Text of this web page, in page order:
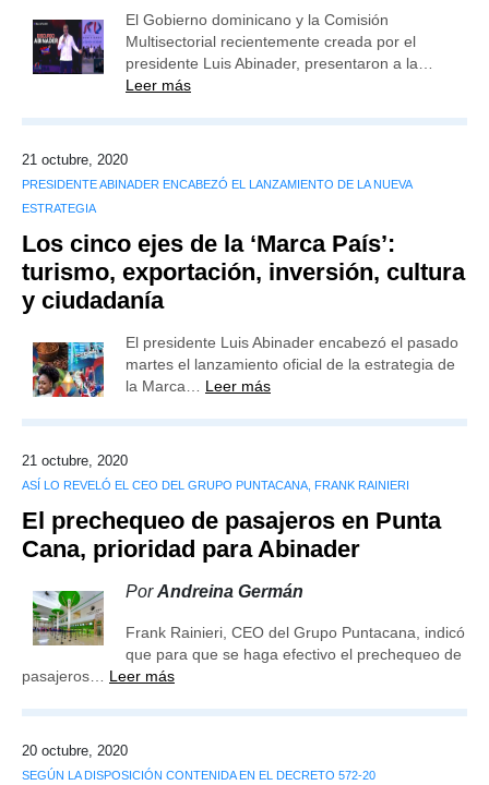
El Gobierno dominicano y la Comisión
Multisectorial recientemente creada por el
presidente Luis Abinader, presentaron a la…
Leer más
21 octubre, 2020
PRESIDENTE ABINADER ENCABEZÓ EL LANZAMIENTO DE LA NUEVA
ESTRATEGIA
Los cinco ejes de la ‘Marca País’:
turismo, exportación, inversión, cultura
y ciudadanía
El presidente Luis Abinader encabezó el pasado
martes el lanzamiento oficial de la estrategia de
la Marca… Leer más
21 octubre, 2020
ASÍ LO REVELÓ EL CEO DEL GRUPO PUNTACANA, FRANK RAINIERI
El prechequeo de pasajeros en Punta
Cana, prioridad para Abinader
PorAndreina Germán
Frank Rainieri, CEO del Grupo Puntacana, indicó
que para que se haga efectivo el prechequeo de
pasajeros… Leer más
20 octubre, 2020
SEGÚN LA DISPOSICIÓN CONTENIDA EN EL DECRETO 572-20